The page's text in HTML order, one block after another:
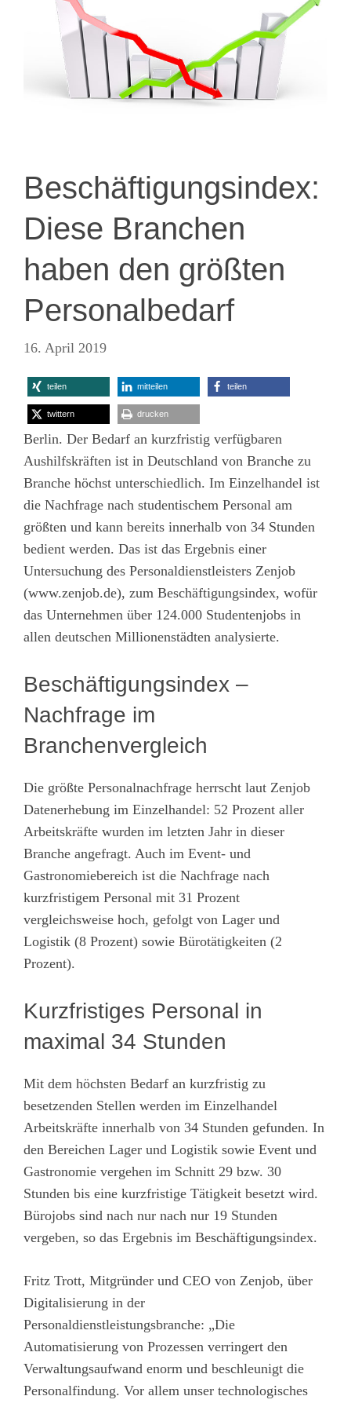
Beschäftigungsindex:
Diese Branchen
haben den größten
Personalbedarf
16. April 2019
teilen mitteilen teilen
twittern drucken
Berlin. Der Bedarf an kurzfristig verfügbaren
Aushilfskräften ist in Deutschland von Branche zu
Branche höchst unterschiedlich. Im Einzelhandel ist
die Nachfrage nach studentischem Personal am
größten und kann bereits innerhalb von 34 Stunden
bedient werden. Das ist das Ergebnis einer
Untersuchung des Personaldienstleisters Zenjob
(www.zenjob.de), zum Beschäftigungsindex, wofür
das Unternehmen über 124.000 Studentenjobs in
allen deutschen Millionenstädten analysierte.
Beschäftigungsindex –
Nachfrage im
Branchenvergleich
Die größte Personalnachfrage herrscht laut Zenjob
Datenerhebung im Einzelhandel: 52 Prozent aller
Arbeitskräfte wurden im letzten Jahr in dieser
Branche angefragt. Auch im Event- und
Gastronomiebereich ist die Nachfrage nach
kurzfristigem Personal mit 31 Prozent
vergleichsweise hoch, gefolgt von Lager und
Logistik (8 Prozent) sowie Bürotätigkeiten (2
Prozent).
Kurzfristiges Personal in
maximal 34 Stunden
Mit dem höchsten Bedarf an kurzfristig zu
besetzenden Stellen werden im Einzelhandel
Arbeitskräfte innerhalb von 34 Stunden gefunden. In
den Bereichen Lager und Logistik sowie Event und
Gastronomie vergehen im Schnitt 29 bzw. 30
Stunden bis eine kurzfristige Tätigkeit besetzt wird.
Bürojobs sind nach nur nach nur 19 Stunden
vergeben, so das Ergebnis im Beschäftigungsindex.
Fritz Trott, Mitgründer und CEO von Zenjob, über
Digitalisierung in der
Personaldienstleistungsbranche: „Die
Automatisierung von Prozessen verringert den
Verwaltungsaufwand enorm und beschleunigt die
Personalfindung. Vor allem unser technologisches